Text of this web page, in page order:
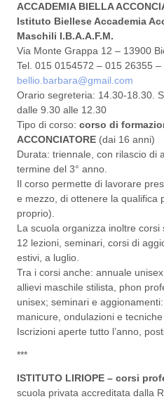
ACCADEMIA BIELLA
Istituto Biellese Accademia
Maschili I.B.A.A.F.M.
Via Monte Grappa 12 – 13900
Tel. 015 0154572 – 015 26355
bellio.barbara@gmail.com
Orario segreteria: 14.30-18.30.
dalle 9.30 alle 12.30
Tipo di corso: corso di
ACCONCIATORE (dai 16 anni)
Durata: triennale, con rilascio di
termine del 3° anno.
Il corso permette di lavorare
e mezzo, di ottenere la qualifica
proprio).
La scuola organizza inoltre
12 lezioni, seminari, corsi di
estivi, a luglio.
Tra i corsi anche: annuale
allievi maschile stilista, phon
unisex; seminari e
manicure, ondulazioni e tecniche
Iscrizioni aperte tutto l’anno,
***
ISTITUTO LIRIOPE – corsi
scuola privata accreditata dalla